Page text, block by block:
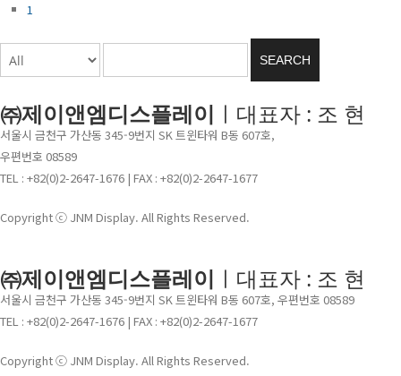
1
SEARCH
㈜제이앤엠디스플레이 ㅣ대표자 : 조 현
서울시 금천구 가산동 345-9번지 SK 트윈타워 B동 607호,
우편번호 08589
TEL : +82(0)2-2647-1676 | FAX : +82(0)2-2647-1677
Copyright ⓒ JNM Display. All Rights Reserved.
㈜제이앤엠디스플레이 ㅣ대표자 : 조 현
서울시 금천구 가산동 345-9번지 SK 트윈타워 B동 607호, 우편번호 08589
TEL : +82(0)2-2647-1676 | FAX : +82(0)2-2647-1677
Copyright ⓒ JNM Display. All Rights Reserved.